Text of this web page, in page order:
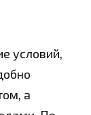
условий,
а